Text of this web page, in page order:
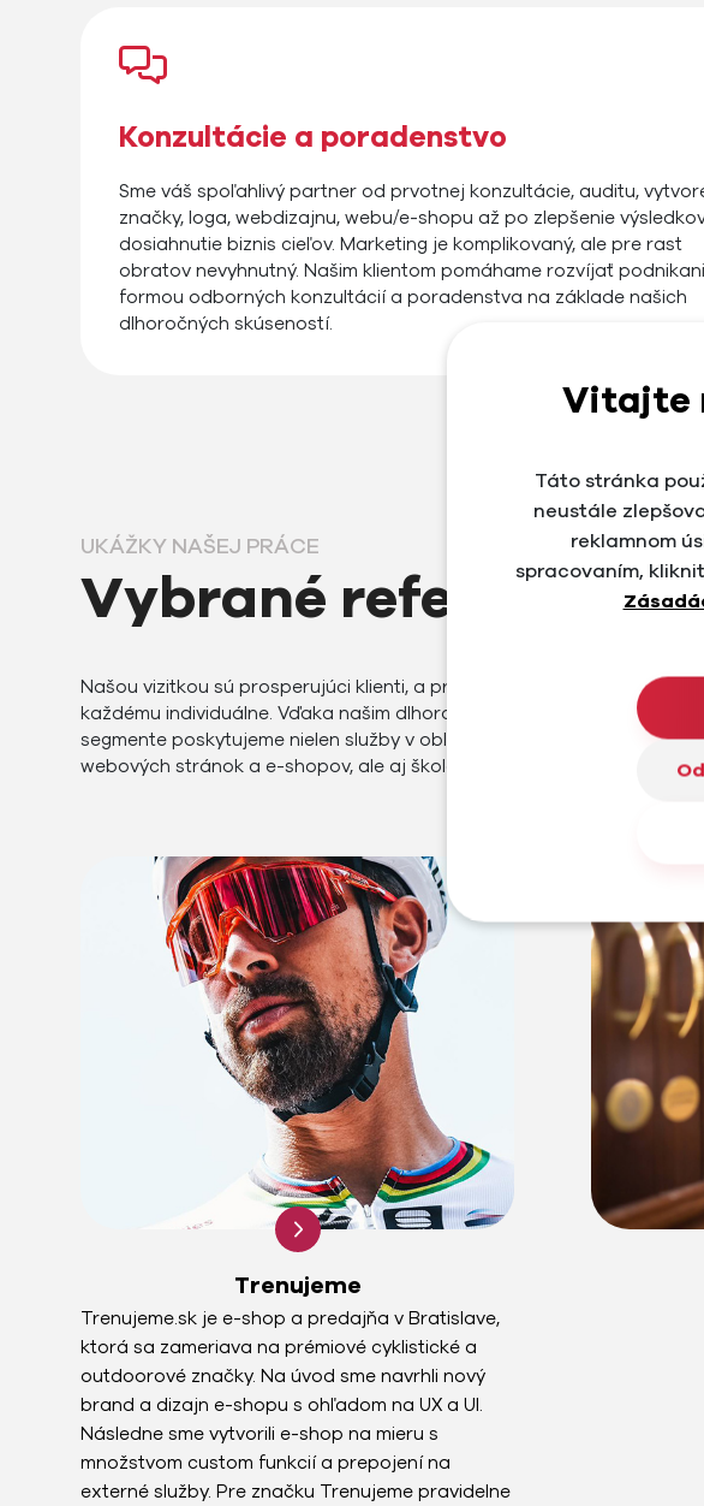
Konzultácie a poradenstvo
Sme váš spoľahlivý partner od prvotnej konzultácie, auditu,
značky, loga, webdizajnu, webu/e-shopu až po zlepšenie
dosiahnutie biznis cieľov. Marketing je komplikovaný, ale pre rast
obratov nevyhnutný. Našim klientom pomáhame rozvíjať
formou odborných konzultácií a poradenstva na základe našich
dlhoročných skúseností.
UKÁŽKY NAŠEJ PRÁCE
Vybrané referencie
Našou vizitkou sú prosperujúci klienti, a preto pristupujeme ku
každému individuálne. Vďaka našim dlhoročným skúsenostiam v
segmente poskytujeme nielen služby v oblasti marketingu, vývoja
webových stránok a e-shopov, ale aj školení a poradenstva.
Trenujeme
Trenujeme.sk je e-shop a predajňa v Bratislave,
ktorá sa zameriava na prémiové cyklistické a
outdoorové značky. Na úvod sme navrhli nový
brand a dizajn e-shopu s ohľadom na UX a UI.
Následne sme vytvorili e-shop na mieru s
množstvom custom funkcií a prepojení na
externé služby. Pre značku Trenujeme pravidelne
Vitajte
Táto stránka
neustále
reklamnom
spracovaním,